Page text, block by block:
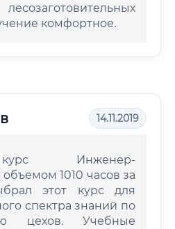
комфортное.
14.11.2019
Инженер-
1010 часов за
этот курс для
спектра знаний по
цехов. Учебные